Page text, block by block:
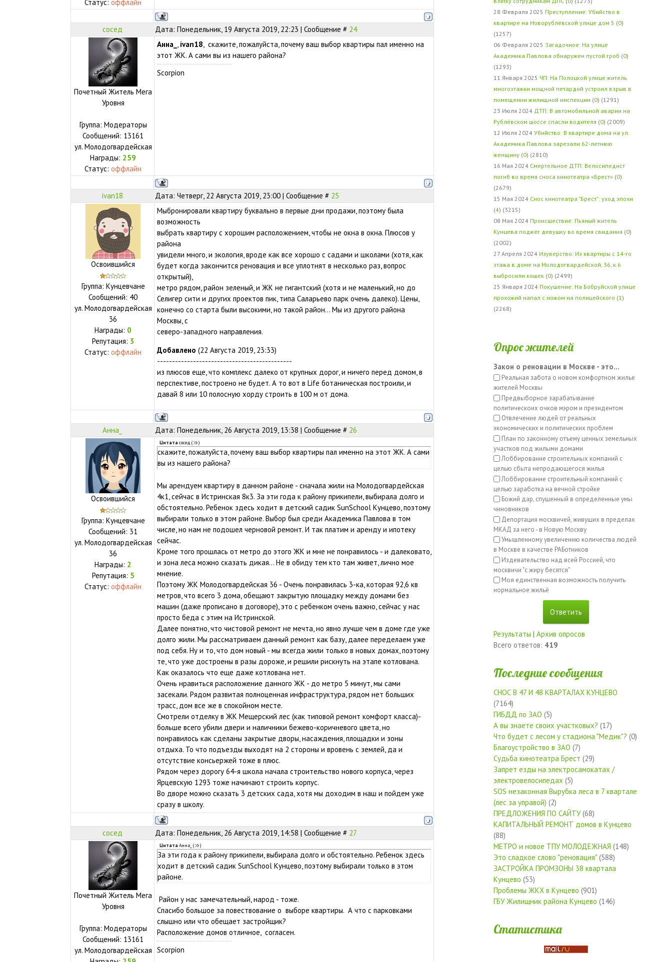
Статус:оффлайн
сосед Дата: Понедельник, 19 Августа 2019, 22:23 | Сообщение # 24
Почетный Житель Мега
Уровня
Группа: Модераторы
Сообщений: 13161
ул. Молодогвардейская
Награды: 259
Статус:оффлайн
Анна_ ivan18 , скажите, пожалуйста, почему ваш выбор квартиры пал именно на
этот ЖК. А сами вы из нашего района?
Scorpion
ivan18 Дата: Четверг, 22 Августа 2019, 23:00 | Сообщение # 25
Освоившийся
Группа: Кунцевчане
Сообщений: 40
ул. Молодогвардейская
36
Награды: 0
Репутация: 3
Статус:оффлайн
Мыбронировали квартиру буквально в первые дни продажи, поэтому была
возможность
выбрать квартиру с хорошим расположением, чтобы не окна в окна. Плюсов у
района
увидели много, и экология, вроде как все хорошо с садами и школами (хотя, как
будет когда закончится реновация и все уплотнят в несколько раз, вопрос
открытый),
метро рядом, район зеленый, и ЖК не гигантский (хотя и не маленький, но до
Селигер сити и других проектов пик, типа Саларьево парк очень далеко). Цены,
конечно со старта были высокими, но такой район… Мы из другого района
Москвы, с
северо-западного направления.
Добавлено (22 Августа 2019, 23:33)
---------------------------------------------
из плюсов еще, что комплекс далеко от крупных дорог, и ничего перед домом, в
перспективе, построено не будет. А то вот в Life ботаническая построили, и
давай 8 или 10 полосную хорду строить в 100 м от дома.
Анна_ Дата: Понедельник, 26 Августа 2019, 13:38 | Сообщение # 26
Освоившийся
Группа: Кунцевчане
Сообщений: 31
ул. Молодогвардейская
36
Награды: 2
Репутация: 5
Статус:оффлайн
Цитата сосед ( )
скажите, пожалуйста, почему ваш выбор квартиры пал именно на этот ЖК. А сами
вы из нашего района?
Мы арендуем квартиру в данном районе - сначала жили на Молодогвардейская
4к1, сейчас в Истринская 8к3. За эти года к району прикипели, выбирала долго и
обстоятельно. Ребенок здесь ходит в детский садик SunSchool Кунцево, поэтому
выбирали только в этом районе. Выбор был среди Академика Павлова в том
числе, но нам не подошел черновой ремонт. И так платим и аренду и ипотеку
сейчас.
Кроме того прошлась от метро до этого ЖК и мне не понравилось - и далековато,
и зона леса можно сказать дикая... Не в обиду тем кто там живет, лично мое
мнение.
Поэтому ЖК Молодогвардейская 36 - Очень понравилась 3-ка, которая 92,6 кв
метров, что всего 3 дома, обещают закрытую площадку между домами без
машин (даже прописано в договоре), это с ребенком очень важно, сейчас у нас
просто беда с этим на Истринской.
Далее понятно, что чистовой ремонт не мечта, но явно лучше чем в доме где уже
долго жили. Мы рассматриваем данный ремонт как базу, далее переделаем уже
под себя. Ну и то, что дом новый - мы всегда жили только в новых домах, поэтому
те, что уже достроены в разы дороже, и решили рискнуть на этапе котлована.
Как оказалось что еще даже котлована нет.
Очень нравиться расположение данного ЖК - до метро 5 минут, мы сами
засекали. Рядом развитая полноценная инфраструктура, рядом нет больших
трасс, дом все же в спокойном месте.
Смотрели отделку в ЖК Мещерский лес (как типовой ремонт комфорт класса)-
больше всего убили двери и наличники бежево-коричневого цвета, но
понравилось как сделаны закрытые дворы, насаждения, площадки и зоны
отдыха. То что подъезды выходят на 2 стороны и вровень с землей, да и
отсутствие консьержей тоже в плюс.
Рядом через дорогу 64-я школа начала строительство нового корпуса, через
Ярцевскую 1293 тоже начинают строить корпус.
Во дворе можно сказать 3 детских сада, хотя мы доходим в наш и пойдем уже
сразу в школу.
сосед Дата: Понедельник, 26 Августа 2019, 14:58 | Сообщение # 27
Почетный Житель Мега
Уровня
Группа: Модераторы
Сообщений: 13161
ул. Молодогвардейская
Цитата Анна_ ( )
За эти года к району прикипели, выбирала долго и обстоятельно. Ребенок здесь
ходит в детский садик SunSchool Кунцево, поэтому выбирали только в этом
районе.
Район у нас замечательный, народ - тоже.
Спасибо большое за повествование о выборе квартиры. А что с парковками
слышно или что обещает застройщик?
Расположение домов отличное, согласен.
Scorpion
28 Февраля 2025 Преступление: Убийство в
квартире на Новорублёвской улице дом 5 (0)
(1257)
06 Февраля 2025 Загадочное: На улице
Академика Павлова обнаружен пустой гроб (0)
(1293)
11 Января 2025 ЧП: На Полоцкой улице житель
многоэтажки мощной петардой устроил взрыв в
помещении жилищной инспекции (0) (1291)
23 Июля 2024 ДТП: В автомобильной аварии на
Рублёвском шоссе спасли водителя (0) (2009)
12 Июля 2024 Убийство: В квартире дома на ул.
Академика Павлова зарезали 62-летнюю
женщину (0) (2810)
16 Мая 2024 Смертельное ДТП: Велосипедист
погиб во время сноса кинотеатра «Брест» (0)
(2679)
15 Мая 2024 Снос кинотеатра "Брест": уход эпохи
(4) (3215)
08 Мая 2024 Происшествие: Пьяный житель
Кунцева поджёг девушку во время свидания (0)
(2002)
27 Апреля 2024 Изуверство: Из квартиры с 14-го
этажа в доме на Молодогвардейской, 36, к.6
выбросили кошек (0) (2499)
25 Января 2024 Покушение: На Бобруйской улице
прохожий напал с ножом на полицейского (1)
(2268)
Опрос жителей
Закон о реновации в Москве - это...
Реальная забота о новом комфортном жилье
жителей Москвы
Предвыборное зарабатывание
политическоих очков мэром и президентом
Отвлечение людей от реальных
экономических и политических проблем
План по законному отъему ценных земельных
участков под жилыми домами
Лоббирование строительных компаний с
целью сбыта непродающегося жилья
Лоббирование строительный компаний с
целью заработка на вечной стройке
Божий дар, спущенный в определенные умы
чиновников
Депортация москвичей, живущих в пределах
МКАД за него - в Новую Москву
Умышленному увеличению количества людей
в Москве в качестве РАБотников
Издевательство над всей Россией, что
москвичи "с жиру бесятся"
Моя единственная возможность получить
нормальное жильё
Результаты | Архив опросов
Всего ответов: 419
Последние сообщения
СНОС В 47 И 48 КВАРТАЛАХ КУНЦЕВО
(7164)
ГИБДД по ЗАО (5)
А вы знаете своих участковых? (17)
Что будет с лесом у стадиона "Медик"? (0)
Благоустройство в ЗАО (7)
Судьба кинотеатра Брест (29)
Запрет езды на электросамокатах /
электровелосипедах (5)
SOS незаконная Вырубка леса в 7 квартале
(лес за управой) (2)
ПРЕДЛОЖЕНИЯ ПО САЙТУ(68)
КАПИТАЛЬНЫЙ РЕМОНТ домов в Кунцево
(88)
МЕТРО и новое ТПУ МОЛОДЕЖНАЯ (148)
Это сладкое слово "реновация"(588)
ЗАСТРОЙКА ПРОМЗОНЫ 38 квартала
Кунцево (53)
Проблемы ЖКХ в Кунцево (901)
ГБУ Жилищник района Кунцево (146)
Статистика